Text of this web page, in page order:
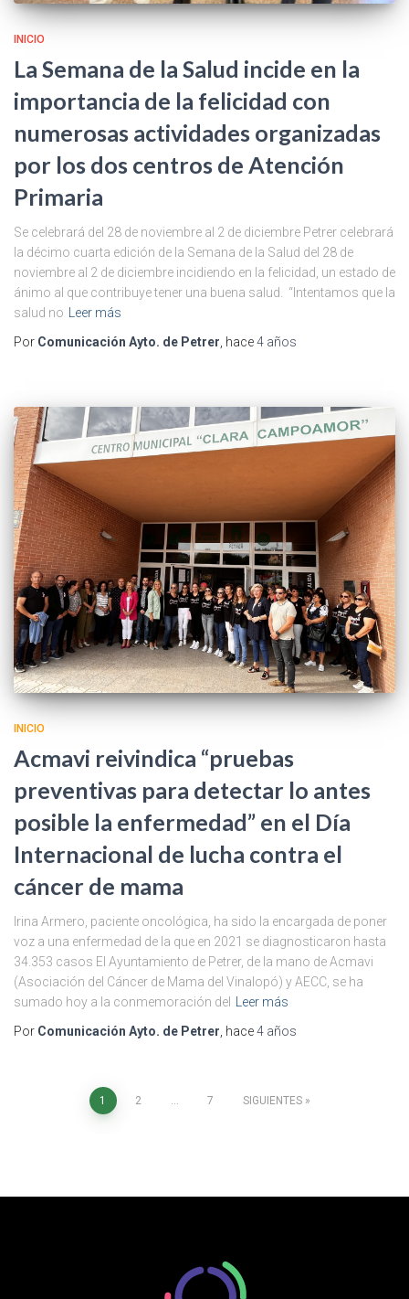
INICIO
La Semana de la Salud incide en la
importancia de la felicidad con
numerosas actividades organizadas
por los dos centros de Atención
Primaria
Se celebrará del 28 de noviembre al 2 de diciembre Petrer celebrará
la décimo cuarta edición de la Semana de la Salud del 28 de
noviembre al 2 de diciembre incidiendo en la felicidad, un estado de
ánimo al que contribuye tener una buena salud. “Intentamos que la
salud no
Leer más
Por Comunicación Ayto. de Petrer , hace4 años
INICIO
Acmavi reivindica “pruebas
preventivas para detectar lo antes
posible la enfermedad” en el Día
Internacional de lucha contra el
cáncer de mama
Irina Armero, paciente oncológica, ha sido la encargada de poner
voz a una enfermedad de la que en 2021 se diagnosticaron hasta
34.353 casos El Ayuntamiento de Petrer, de la mano de Acmavi
(Asociación del Cáncer de Mama del Vinalopó) y AECC, se ha
sumado hoy a la conmemoración del Leer más
Por Comunicación Ayto. de Petrer, hace4 años
1 2 … 7 SIGUIENTES